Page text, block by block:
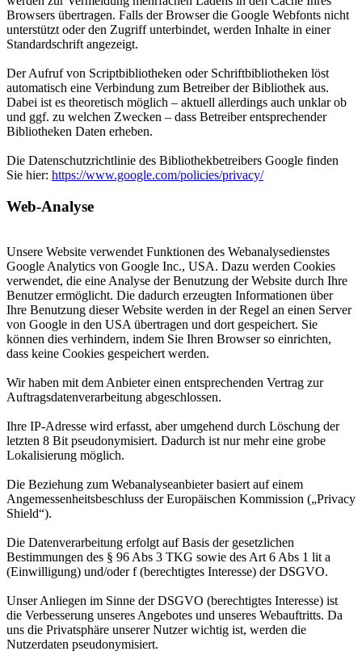
Browsers übertragen. Falls der Browser die Google Webfonts nicht
unterstützt oder den Zugriff unterbindet, werden Inhalte in einer
Standardschrift angezeigt.
Der Aufruf von Scriptbibliotheken oder Schriftbibliotheken löst
automatisch eine Verbindung zum Betreiber der Bibliothek aus.
Dabei ist es theoretisch möglich – aktuell allerdings auch unklar ob
und ggf. zu welchen Zwecken – dass Betreiber entsprechender
Bibliotheken Daten erheben.
Die Datenschutzrichtlinie des Bibliothekbetreibers Google finden
Sie hier: https://www.google.com/policies/privacy/
Web-Analyse
Unsere Website verwendet Funktionen des Webanalysedienstes
Google Analytics von Google Inc., USA. Dazu werden Cookies
verwendet, die eine Analyse der Benutzung der Website durch Ihre
Benutzer ermöglicht. Die dadurch erzeugten Informationen über
Ihre Benutzung dieser Website werden in der Regel an einen Server
von Google in den USA übertragen und dort gespeichert. Sie
können dies verhindern, indem Sie Ihren Browser so einrichten,
dass keine Cookies gespeichert werden.
Wir haben mit dem Anbieter einen entsprechenden Vertrag zur
Auftragsdatenverarbeitung abgeschlossen.
Ihre IP-Adresse wird erfasst, aber umgehend durch Löschung der
letzten 8 Bit pseudonymisiert. Dadurch ist nur mehr eine grobe
Lokalisierung möglich.
Die Beziehung zum Webanalyseanbieter basiert auf einem
Angemessenheitsbeschluss der Europäischen Kommission („Privacy
Shield“).
Die Datenverarbeitung erfolgt auf Basis der gesetzlichen
Bestimmungen des § 96 Abs 3 TKG sowie des Art 6 Abs 1 lit a
(Einwilligung) und/oder f (berechtigtes Interesse) der DSGVO.
Unser Anliegen im Sinne der DSGVO (berechtigtes Interesse) ist
die Verbesserung unseres Angebotes und unseres Webauftritts. Da
uns die Privatsphäre unserer Nutzer wichtig ist, werden die
Nutzerdaten pseudonymisiert.